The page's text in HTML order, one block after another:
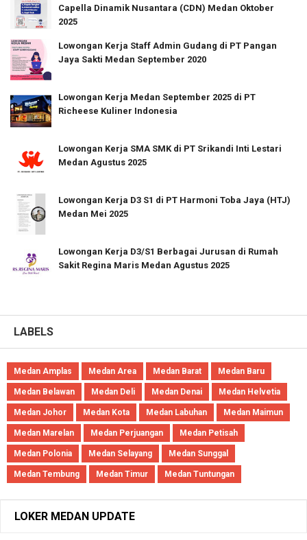
Capella Dinamik Nusantara (CDN) Medan Oktober
2025
Lowongan Kerja Staff Admin Gudang di PT Pangan
Jaya Sakti Medan September 2020
Lowongan Kerja Medan September 2025 di PT
Richeese Kuliner Indonesia
Lowongan Kerja SMA SMK di PT Srikandi Inti Lestari
Medan Agustus 2025
Lowongan Kerja D3 S1 di PT Harmoni Toba Jaya (HTJ)
Medan Mei 2025
Lowongan Kerja D3/S1 Berbagai Jurusan di Rumah
Sakit Regina Maris Medan Agustus 2025
LABELS
Medan Amplas Medan Area Medan Barat Medan Baru
Medan Belawan Medan Deli Medan Denai Medan Helvetia
Medan Johor Medan Kota Medan Labuhan Medan Maimun
Medan Marelan Medan Perjuangan Medan Petisah
Medan Polonia Medan Selayang Medan Sunggal
Medan Tembung Medan Timur Medan Tuntungan
LOKER MEDAN UPDATE